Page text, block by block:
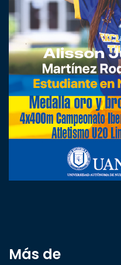
Más de